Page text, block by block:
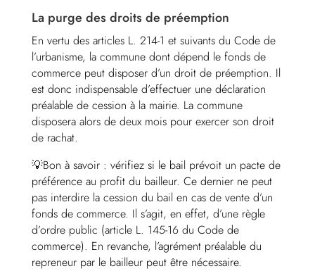
La purge des droits de préemption
En vertu des articles L. 214-1 et suivants du Code de
l’urbanisme, la commune dont dépend le fonds de
commerce peut disposer d’un droit de préemption. Il
est donc indispensable d’effectuer une déclaration
préalable de cession à la mairie. La commune
disposera alors de deux mois pour exercer son droit
de rachat.
💡Bon à savoir : vérifiez si le bail prévoit un pacte de
préférence au profit du bailleur. Ce dernier ne peut
pas interdire la cession du bail en cas de vente d’un
fonds de commerce. Il s’agit, en effet, d’une règle
d’ordre public (article L. 145-16 du Code de
commerce). En revanche, l’agrément préalable du
repreneur par le bailleur peut être nécessaire.